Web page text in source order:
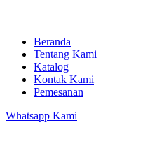
Beranda
Tentang Kami
Katalog
Kontak Kami
Pemesanan
Whatsapp Kami